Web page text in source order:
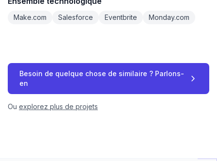
Make.com Salesforce Eventbrite Monday.com
Besoin de quelque chose de similaire ? Parlons-
en
Ou explorez plus de projets